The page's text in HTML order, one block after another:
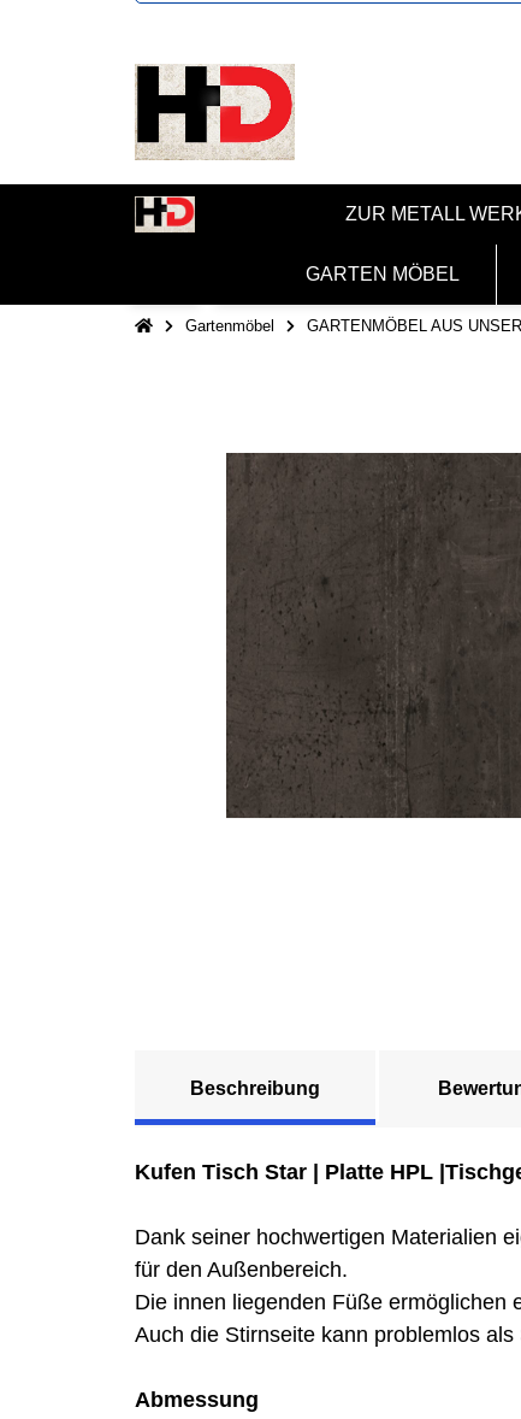
ZUR METALL
GARTEN MÖBEL
Gartenmöbel GARTENMÖBEL AUS
Beschreibung
Kufen Tisch Star | Platte HPL
Dank seiner hochwertigen Materialien
für den Außenbereich.
Die innen liegenden Füße ermöglichen
Auch die Stirnseite kann problemlos
Abmessung